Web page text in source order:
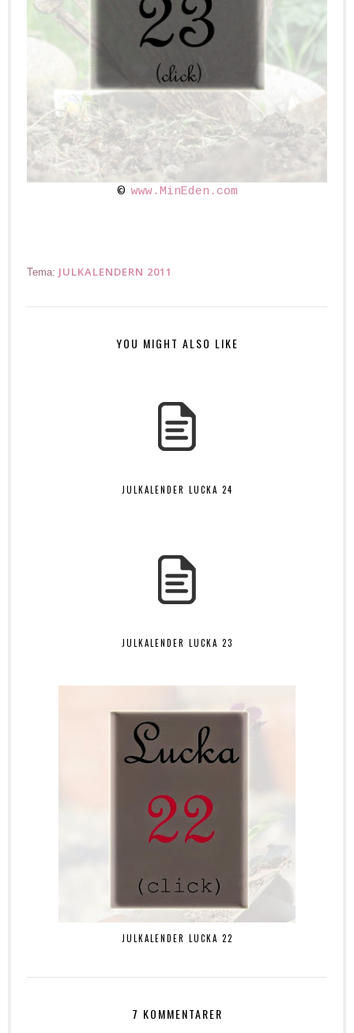
© www.MinEden.com
Tema: JULKALENDERN 2011
YOU MIGHT ALSO LIKE
JULKALENDER LUCKA 24
JULKALENDER LUCKA 23
JULKALENDER LUCKA 22
7 KOMMENTARER